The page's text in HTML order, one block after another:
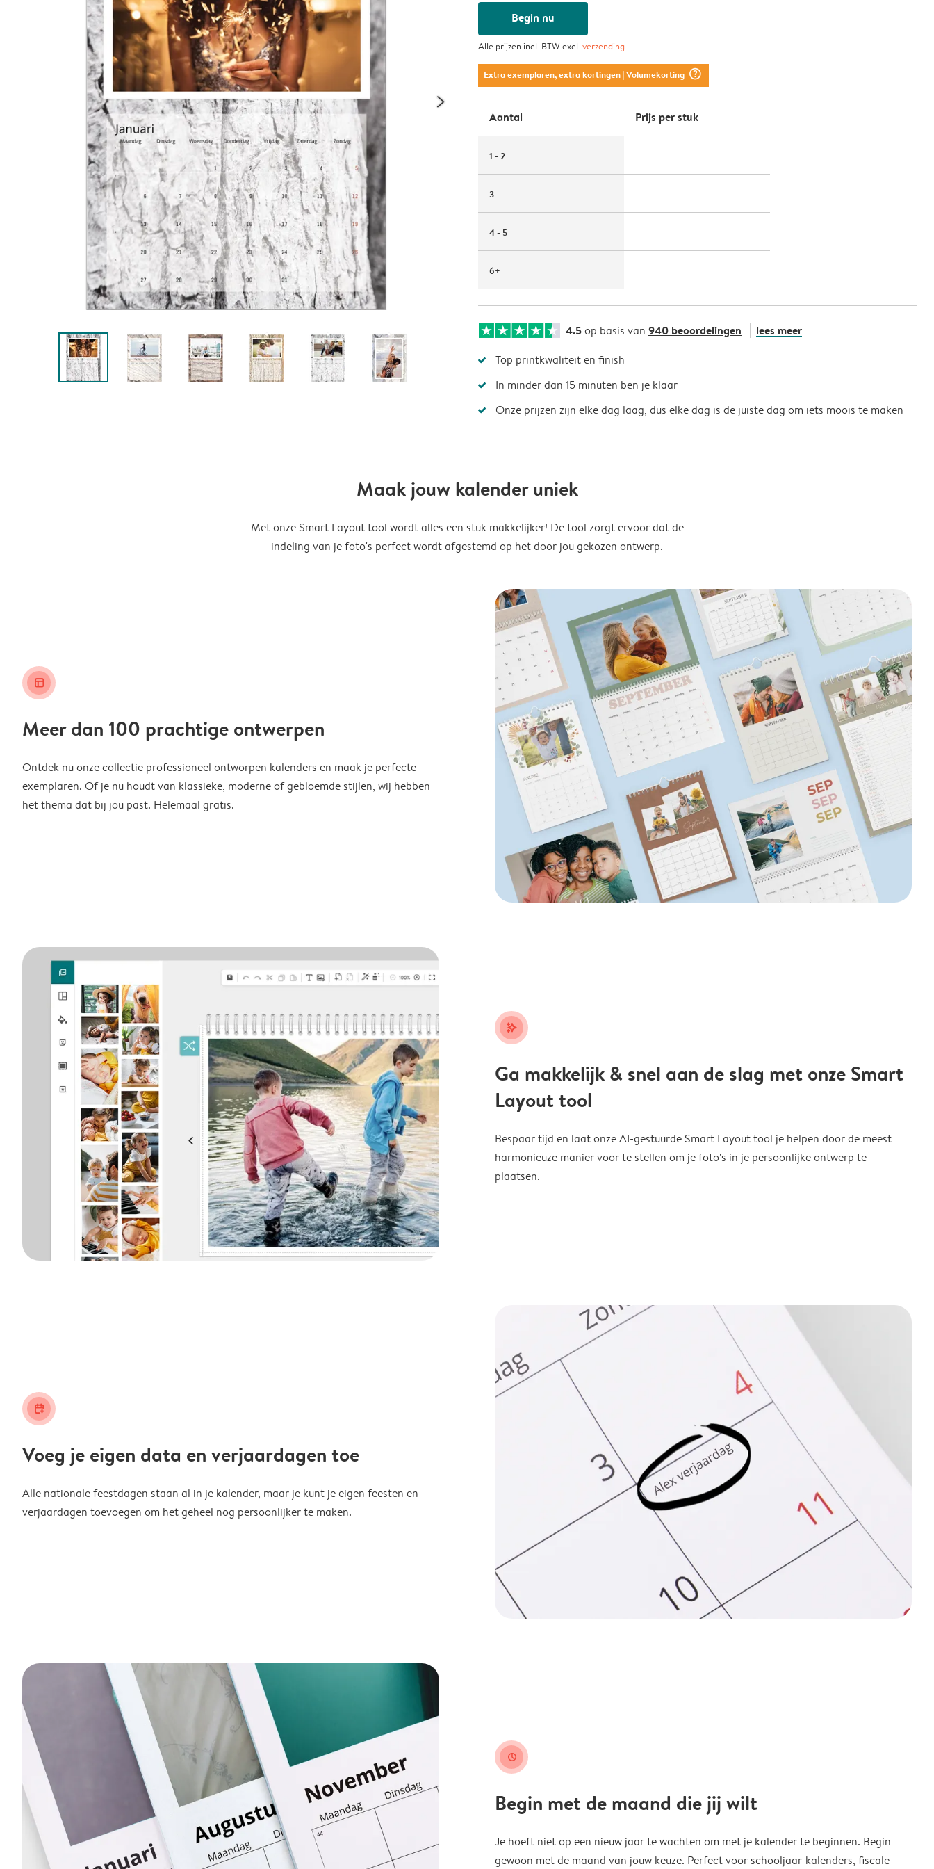
Begin nu
Alle prijzen incl. BTW excl.verzending
Extra exemplaren, extra kortingen| Volumekorting question_mark_circle
Aantal Prijs per stuk
1 - 2
3
4 - 5
6+
4.5op basis van 940 beoordelingen lees meer
Top printkwaliteit en finish
In minder dan 15 minuten ben je klaar
Onze prijzen zijn elke dag laag, dus elke dag is de juiste dag om iets moois te maken
Maak jouw kalender uniek
Met onze Smart Layout tool wordt alles een stuk makkelijker! De tool zorgt ervoor dat de
indeling van je foto's perfect wordt afgestemd op het door jou gekozen ontwerp.
layout_alt
Meer dan 100 prachtige ontwerpen
Ontdek nu onze collectie professioneel ontworpen kalenders en maak je perfecte
exemplaren. Of je nu houdt van klassieke, moderne of gebloemde stijlen, wij hebben
het thema dat bij jou past. Helemaal gratis.
stars_plus
Ga makkelijk & snel aan de slag met onze Smart
Layout tool
Bespaar tijd en laat onze AI-gestuurde Smart Layout tool je helpen door de meest
harmonieuze manier voor te stellen om je foto's in je persoonlijke ontwerp te
plaatsen.
calendar_plus
Voeg je eigen data en verjaardagen toe
Alle nationale feestdagen staan al in je kalender, maar je kunt je eigen feesten en
verjaardagen toevoegen om het geheel nog persoonlijker te maken.
clock
Begin met de maand die jij wilt
Je hoeft niet op een nieuw jaar te wachten om met je kalender te beginnen. Begin
gewoon met de maand van jouw keuze. Perfect voor schooljaar-kalenders, fiscale